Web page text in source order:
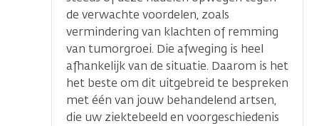
de verwachte voordelen, zoals
vermindering van klachten of remming
van tumorgroei. Die afweging is heel
afhankelijk van de situatie. Daarom is het
het beste om dit uitgebreid te bespreken
met één van jouw behandelend artsen,
die uw ziektebeeld en voorgeschiedenis